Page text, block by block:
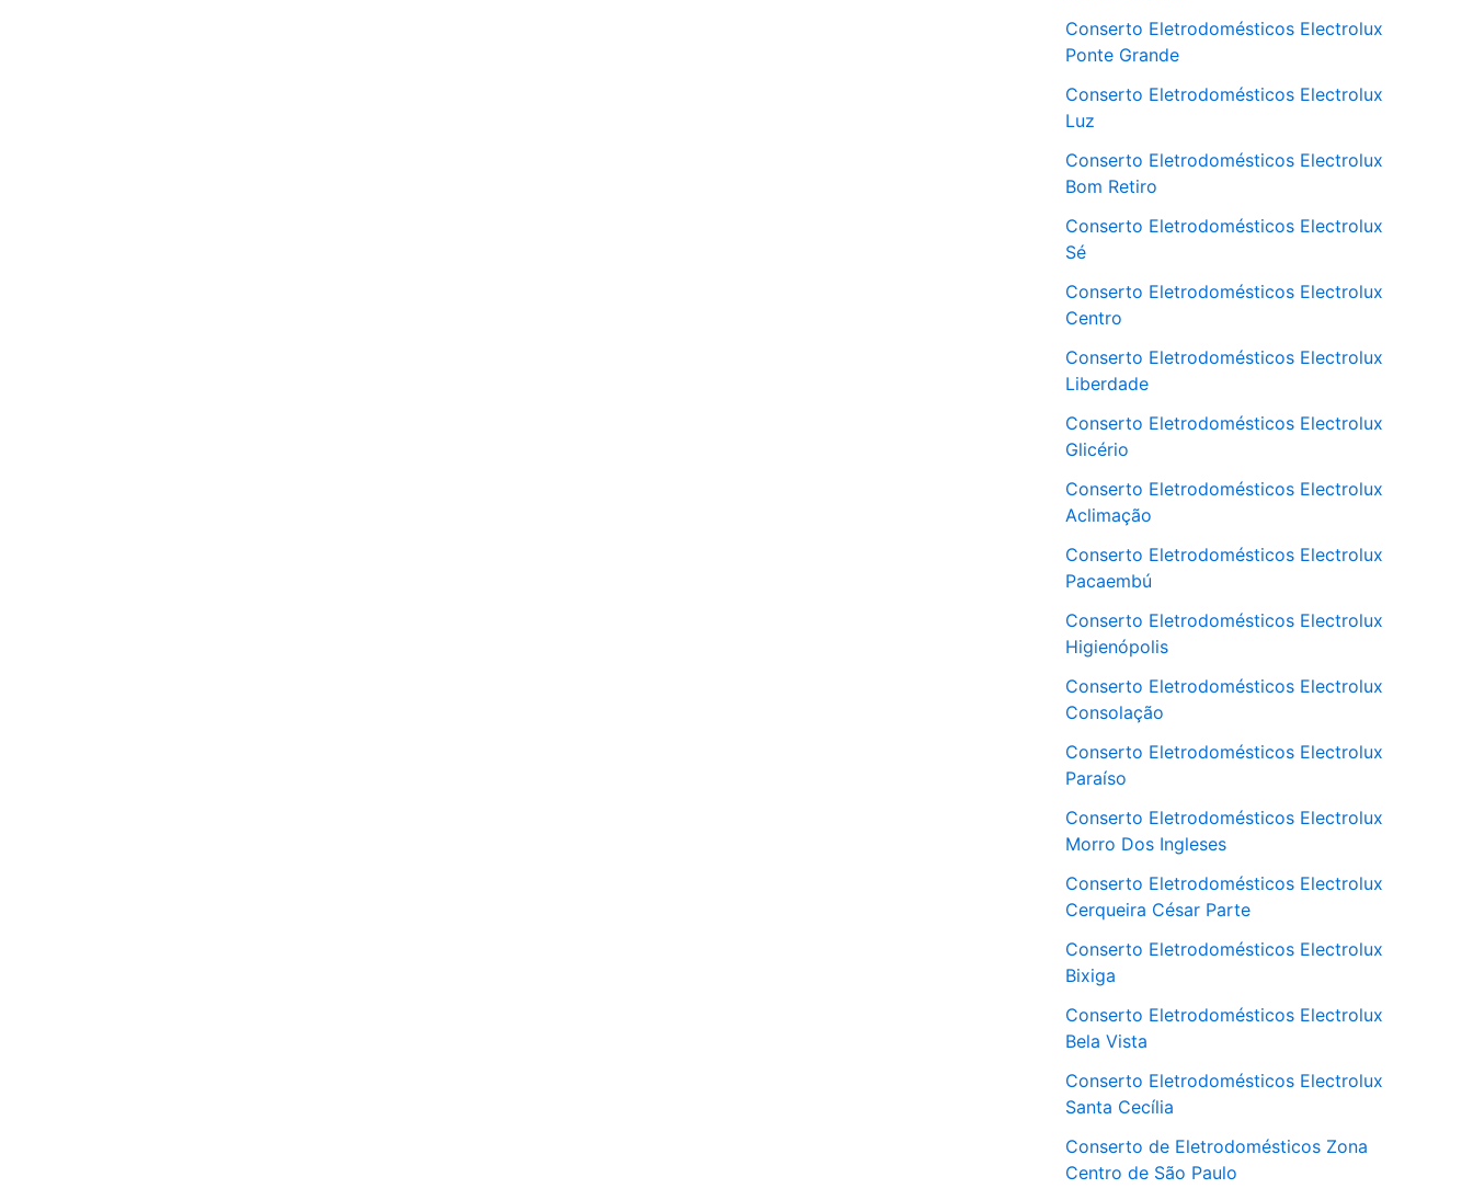
Conserto Eletrodomésticos Electrolux
Ponte Grande
Conserto Eletrodomésticos Electrolux
Luz
Conserto Eletrodomésticos Electrolux
Bom Retiro
Conserto Eletrodomésticos Electrolux
Sé
Conserto Eletrodomésticos Electrolux
Centro
Conserto Eletrodomésticos Electrolux
Liberdade
Conserto Eletrodomésticos Electrolux
Glicério
Conserto Eletrodomésticos Electrolux
Aclimação
Conserto Eletrodomésticos Electrolux
Pacaembú
Conserto Eletrodomésticos Electrolux
Higienópolis
Conserto Eletrodomésticos Electrolux
Consolação
Conserto Eletrodomésticos Electrolux
Paraíso
Conserto Eletrodomésticos Electrolux
Morro Dos Ingleses
Conserto Eletrodomésticos Electrolux
Cerqueira César Parte
Conserto Eletrodomésticos Electrolux
Bixiga
Conserto Eletrodomésticos Electrolux
Bela Vista
Conserto Eletrodomésticos Electrolux
Santa Cecília
Conserto de Eletrodomésticos Zona
Centro de São Paulo